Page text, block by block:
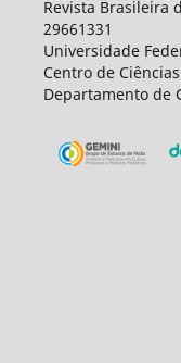
Revista Brasileira
29661331
Universidade
Centro de
Departamento de